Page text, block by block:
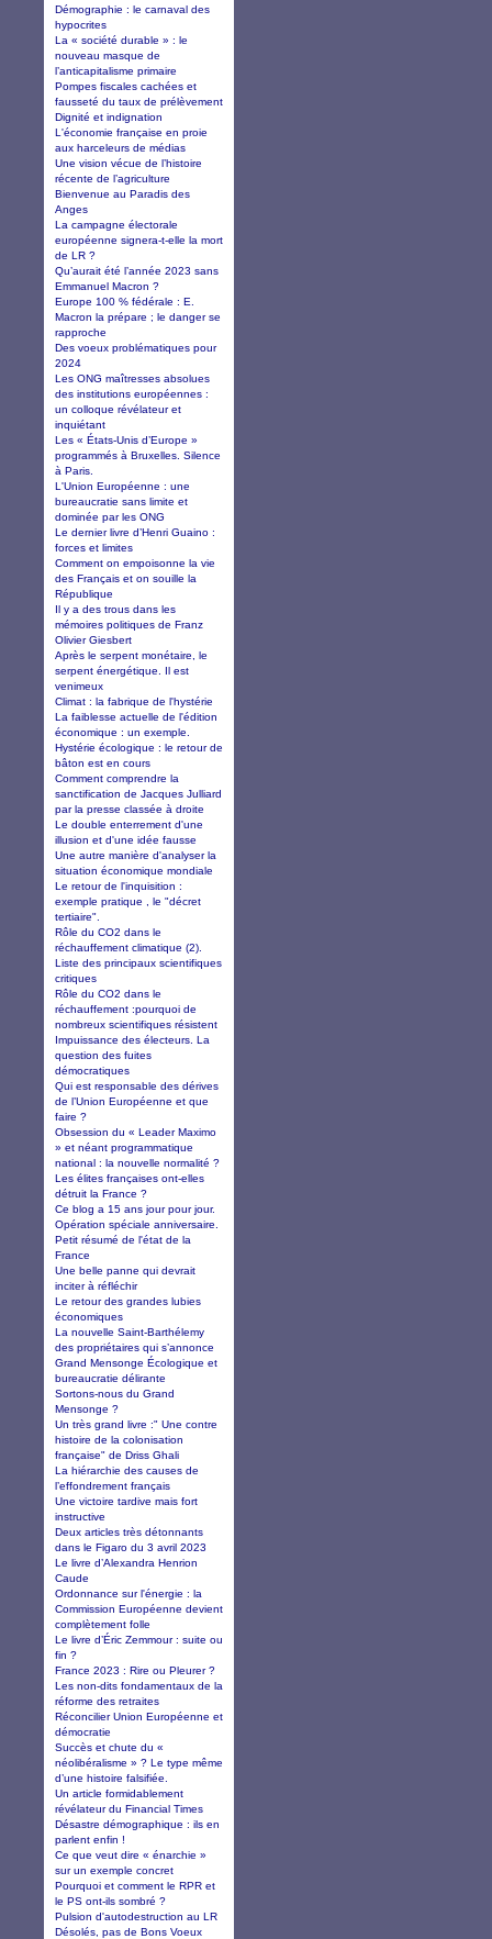
Démographie : le carnaval des
hypocrites
La « société durable » : le
nouveau masque de
l’anticapitalisme primaire
Pompes fiscales cachées et
fausseté du taux de prélèvement
Dignité et indignation
L'économie française en proie
aux harceleurs de médias
Une vision vécue de l’histoire
récente de l’agriculture
Bienvenue au Paradis des
Anges
La campagne électorale
européenne signera-t-elle la mort
de LR ?
Qu’aurait été l’année 2023 sans
Emmanuel Macron ?
Europe 100 % fédérale : E.
Macron la prépare ; le danger se
rapproche
Des voeux problématiques pour
2024
Les ONG maîtresses absolues
des institutions européennes :
un colloque révélateur et
inquiétant
Les « États-Unis d’Europe »
programmés à Bruxelles. Silence
à Paris.
L'Union Européenne : une
bureaucratie sans limite et
dominée par les ONG
Le dernier livre d’Henri Guaino :
forces et limites
Comment on empoisonne la vie
des Français et on souille la
République
Il y a des trous dans les
mémoires politiques de Franz
Olivier Giesbert
Après le serpent monétaire, le
serpent énergétique. Il est
venimeux
Climat : la fabrique de l'hystérie
La faiblesse actuelle de l'édition
économique : un exemple.
Hystérie écologique : le retour de
bâton est en cours
Comment comprendre la
sanctification de Jacques Julliard
par la presse classée à droite
Le double enterrement d'une
illusion et d'une idée fausse
Une autre manière d'analyser la
situation économique mondiale
Le retour de l'inquisition :
exemple pratique , le "décret
tertiaire".
Rôle du CO2 dans le
réchauffement climatique (2).
Liste des principaux scientifiques
critiques
Rôle du CO2 dans le
réchauffement :pourquoi de
nombreux scientifiques résistent
Impuissance des électeurs. La
question des fuites
démocratiques
Qui est responsable des dérives
de l’Union Européenne et que
faire ?
Obsession du « Leader Maximo
» et néant programmatique
national : la nouvelle normalité ?
Les élites françaises ont-elles
détruit la France ?
Ce blog a 15 ans jour pour jour.
Opération spéciale anniversaire.
Petit résumé de l'état de la
France
Une belle panne qui devrait
inciter à réfléchir
Le retour des grandes lubies
économiques
La nouvelle Saint-Barthélemy
des propriétaires qui s’annonce
Grand Mensonge Écologique et
bureaucratie délirante
Sortons-nous du Grand
Mensonge ?
Un très grand livre :" Une contre
histoire de la colonisation
française" de Driss Ghali
La hiérarchie des causes de
l’effondrement français
Une victoire tardive mais fort
instructive
Deux articles très détonnants
dans le Figaro du 3 avril 2023
Le livre d’Alexandra Henrion
Caude
Ordonnance sur l'énergie : la
Commission Européenne devient
complètement folle
Le livre d’Éric Zemmour : suite ou
fin ?
France 2023 : Rire ou Pleurer ?
Les non-dits fondamentaux de la
réforme des retraites
Réconcilier Union Européenne et
démocratie
Succès et chute du «
néolibéralisme » ? Le type même
d’une histoire falsifiée.
Un article formidablement
révélateur du Financial Times
Désastre démographique : ils en
parlent enfin !
Ce que veut dire « énarchie »
sur un exemple concret
Pourquoi et comment le RPR et
le PS ont-ils sombré ?
Pulsion d'autodestruction au LR
Désolés, pas de Bons Voeux